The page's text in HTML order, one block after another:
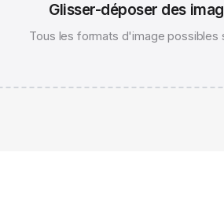
Glisser-déposer des
Tous les formats d'image possibles